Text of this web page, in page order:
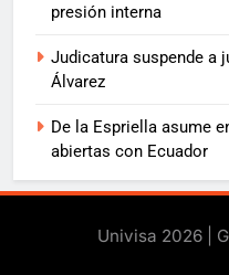
presión interna
Judicatura suspende a
Álvarez
De la Espriella asume
abiertas con Ecuador
Univisa 2026 |